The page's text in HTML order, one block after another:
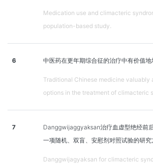
Medication use and climacteric
population-based study.
6 中医药在更年期综合征的治疗中有价值地
Traditional Chinese medicine valuably
options in the treatment of climacteric
7
Danggwijaggyaksan治疗血虚型绝经前
一项随机、双盲、安慰剂对照试验的研究
Danggwijagyaksan for climacteric